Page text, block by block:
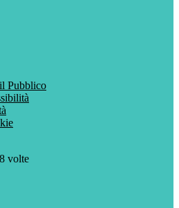
Pubblico
volte